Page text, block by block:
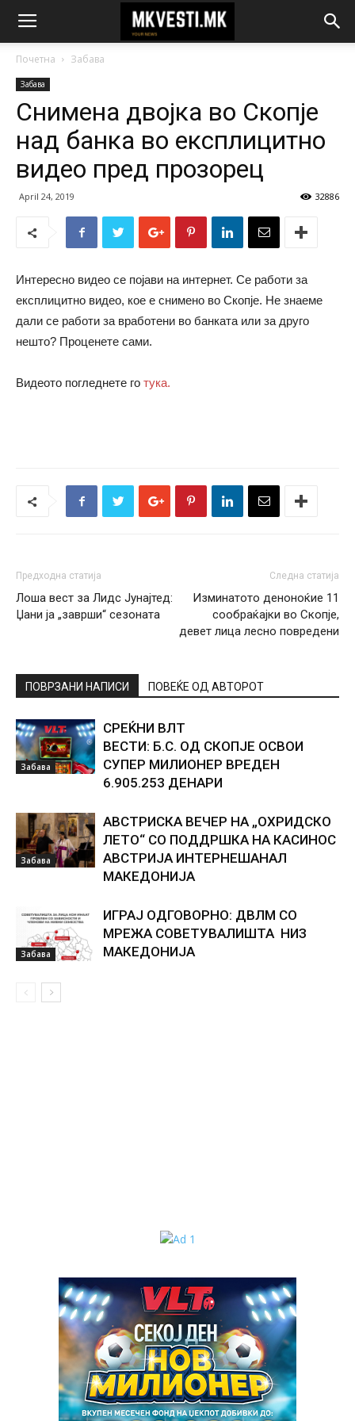
Почетна Забава
Забава
Снимена двојка во Скопје
над банка во експлицитно
видео пред прозорец
April 24, 2019 32886
Интересно видео се појави на интернет. Се работи за
експлицитно видео, кое е снимено во Скопје. Не знаеме
дали се работи за вработени во банката или за друго
нешто? Проценете сами.
Видеото погледнете го тука.
Предходна статија
Лоша вест за Лидс Јунајтед:
Џани ја „заврши“ сезоната
Следна статија
Изминатото деноноќие 11
сообраќајки во Скопје,
девет лица лесно повредени
ПОВРЗАНИ НАПИСИ ПОВЕЌЕ ОД АВТОРОТ
Забава
СРЕЌНИ ВЛТ
ВЕСТИ: Б.С. ОД СКОПЈЕ ОСВОИ
СУПЕР МИЛИОНЕР ВРЕДЕН
6.905.253 ДЕНАРИ
Забава
АВСТРИСКА ВЕЧЕР НА „ОХРИДСКО
ЛЕТО“ СО ПОДДРШКА НА КАСИНОС
АВСТРИЈА ИНТЕРНЕШАНАЛ
МАКЕДОНИЈА
Забава
ИГРАЈ ОДГОВОРНО: ДВЛМ СО
МРЕЖА СОВЕТУВАЛИШТА НИЗ
МАКЕДОНИЈА